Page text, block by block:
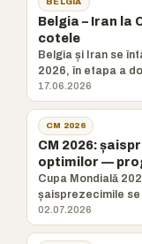
BELGIA
Belgia – Iran la
cotele
Belgia și Iran se
2026, în etapa a
22:00, o
17.06.2026
CM 2026
CM 2026:
optimilor —
Cupa Mondială
șaisprezecimile se
Austria, Canada –
02.07.2026